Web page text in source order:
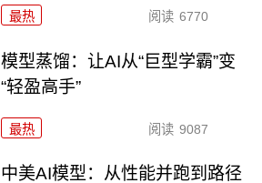
最热 阅读 6770
模型蒸馏：让AI从“巨型学霸”变
“轻盈高手”
最热 阅读 9087
中美AI模型：从性能并跑到路径